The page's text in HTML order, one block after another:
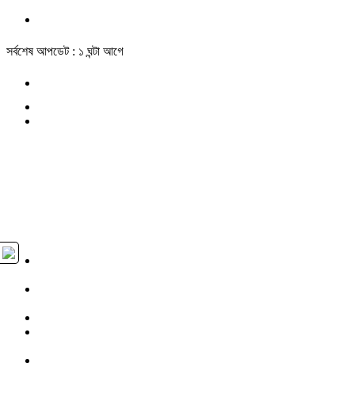
সর্বশেষ আপডেট : ১ ঘন্টা আগে